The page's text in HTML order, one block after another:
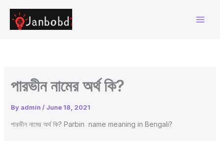
content
পারভীন নামের অর্থ কি?
By admin / June 18, 2021
পারভীন নামের অর্থ কি? Parbin name meaning in Bengali?